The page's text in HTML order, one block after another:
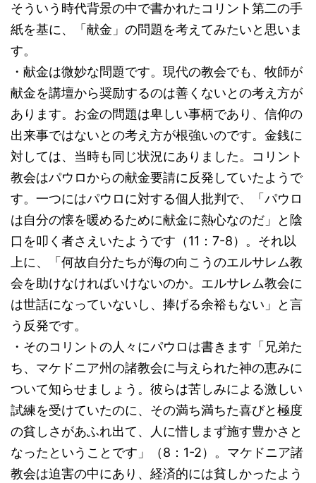
そういう時代背景の中で書かれたコリント第二の手
紙を基に、「献金」の問題を考えてみたいと思いま
す。
・献金は微妙な問題です。現代の教会でも、牧師が
献金を講壇から奨励するのは善くないとの考え方が
あります。お金の問題は卑しい事柄であり、信仰の
出来事ではないとの考え方が根強いのです。金銭に
対しては、当時も同じ状況にありました。コリント
教会はパウロからの献金要請に反発していたようで
す。一つにはパウロに対する個人批判で、「パウロ
は自分の懐を暖めるために献金に熱心なのだ」と陰
口を叩く者さえいたようです（11：7-8）。それ以
上に、「何故自分たちが海の向こうのエルサレム教
会を助けなければいけないのか。エルサレム教会に
は世話になっていないし、捧げる余裕もない」と言
う反発です。
・そのコリントの人々にパウロは書きます「兄弟た
ち、マケドニア州の諸教会に与えられた神の恵みに
ついて知らせましょう。彼らは苦しみによる激しい
試練を受けていたのに、その満ち満ちた喜びと極度
の貧しさがあふれ出て、人に惜しまず施す豊かさと
なったということです」（8：1-2）。マケドニア諸
教会は迫害の中にあり、経済的には貧しかったよう